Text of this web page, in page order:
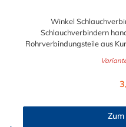
Winkel
Schlauchverbindern
Rohrverbindungsteile aus
Leitungen sicher,
idealen Verbinder dar für
sicheren Sitz des
zusätzliche Sicherung